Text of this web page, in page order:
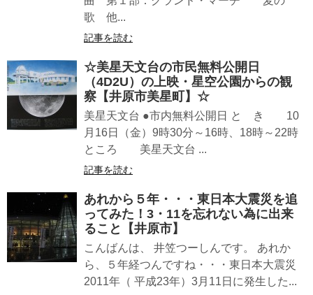
歌 他...
記事を読む
☆美星天文台の市民無料公開日
（4D2U）の上映・星空公園からの観
察【井原市美星町】☆
美星天文台 ●市内無料公開日 と き 10
月16日（金）9時30分～16時、18時～22時
ところ 美星天文台 ...
記事を読む
あれから５年・・・東日本大震災を追
ってみた！3・11を忘れない為に出来
ること【井原市】
こんばんは、 井笠つーしんです。 あれか
ら、５年経つんですね・・・東日本大震災
2011年（ 平成23年）3月11日に発生した...